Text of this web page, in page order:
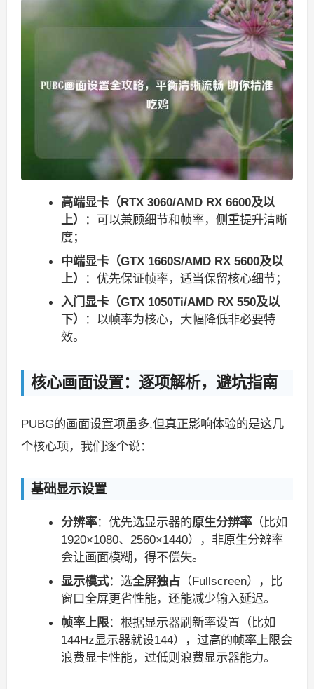
高端显卡（RTX 3060/AMD RX 6600及以
上）
：可以兼顾细节和帧率，侧重提升清晰
度；
中端显卡（GTX 1660S/AMD RX 5600及以
上）
：优先保证帧率，适当保留核心细节；
入门显卡（GTX 1050Ti/AMD RX 550及以
下）
：以帧率为核心，大幅降低非必要特
效。
核心画面设置：逐项解析，避坑指南
PUBG的画面设置项虽多,但真正影响体验的是这几
个核心项，我们逐个说：
基础显示设置
分辨率：优先选显示器的原生分辨率（比如
1920×1080、2560×1440），非原生分辨率
会让画面模糊，得不偿失。
显示模式：选全屏独占 （Fullscreen），比
窗口全屏更省性能，还能减少输入延迟。
帧率上限：根据显示器刷新率设置（比如
144Hz显示器就设144），过高的帧率上限会
浪费显卡性能，过低则浪费显示器能力。